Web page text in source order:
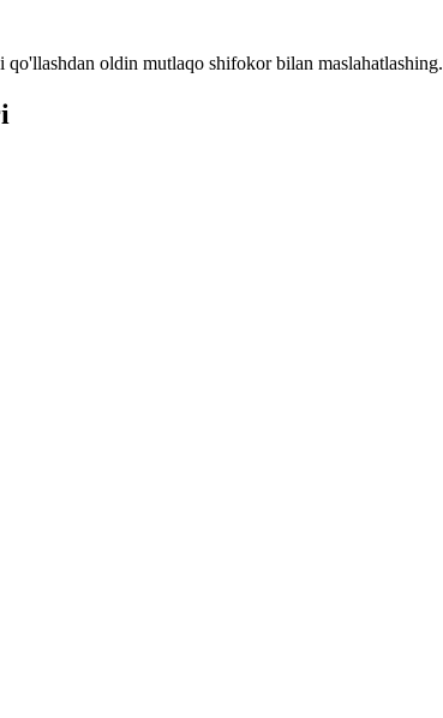
oldin mutlaqo shifokor bilan maslahatlashing.